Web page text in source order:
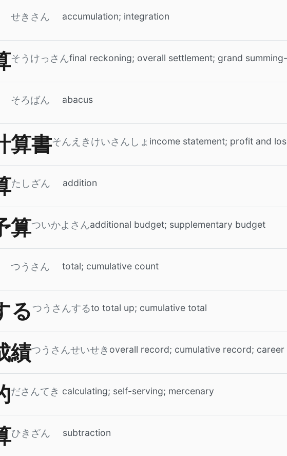
せきさん accumulation; integration
そうけっさんfinal reckoning; overall settlement; grand
そろばん abacus
算書そんえきけいさんしょ income statement; profit and
たしざん addition
算ついかよさんadditional budget; supplementary budget
つうさん total; cumulative count
る つうさんするto total up; cumulative total
績つうさんせいせき overall record; cumulative record; career
ださんてき calculating; self-serving; mercenary
ひきざん subtraction